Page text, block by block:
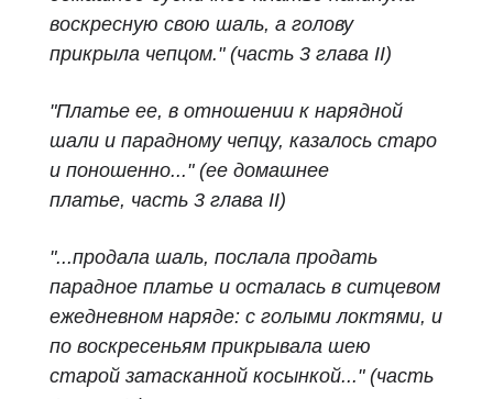
воскресную свою шаль, а голову
прикрыла чепцом." (часть 3 глава II)
"Платье ее, в отношении к нарядной
шали и парадному чепцу, казалось старо
и поношенно..." (ее домашнее
платье, часть 3 глава II)
"...продала шаль, послала продать
парадное платье и осталась в ситцевом
ежедневном наряде: с голыми локтями, и
по воскресеньям прикрывала шею
старой затасканной косынкой..." (часть